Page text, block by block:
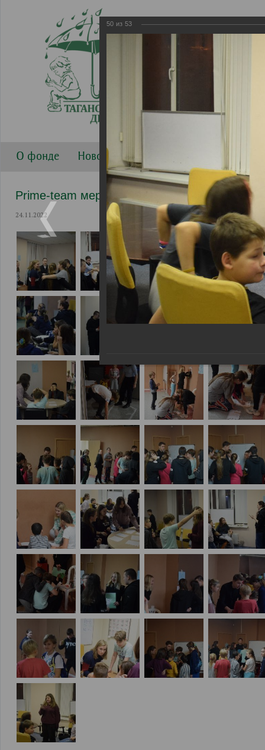
О фонде Новости
Prime-team мероприятия
24.11.2022
50 из 53